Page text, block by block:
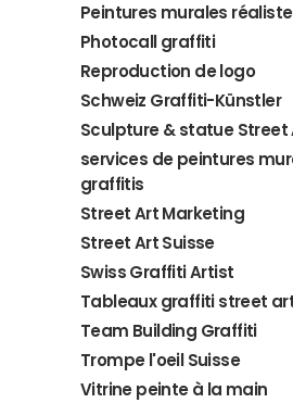
Peintures murales
Photocall graffiti
Reproduction de logo
Schweiz Graffiti-Künstler
Sculpture & statue Street
services de peintures
graffitis
Street Art Marketing
Street Art Suisse
Swiss Graffiti Artist
Tableaux graffiti street
Team Building Graffiti
Trompe l'oeil Suisse
Vitrine peinte à la main